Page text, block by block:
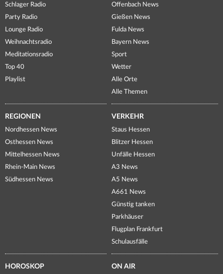
Schlager Radio
Party Radio
Lounge Radio
Weihnachtsradio
Meditationsradio
Top 40
Playlist
Offenbach News
Gießen News
Fulda News
Bayern News
Sport
Wetter
Alle Orte
Alle Themen
REGIONEN
Nordhessen News
Osthessen News
Mittelhessen News
Rhein-Main News
Südhessen News
VERKEHR
Staus Hessen
Blitzer Hessen
Unfälle Hessen
A3 News
A5 News
A661 News
Günstig tanken
Parkhäuser
Flugplan Frankfurt
Schulausfälle
HOROSKOP ON AIR